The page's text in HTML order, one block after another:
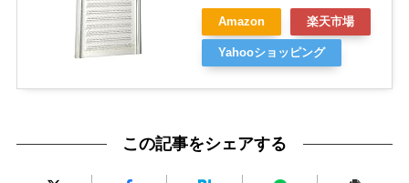
Amazon 楽天市場
Yahooショッピング
この記事をシェアする